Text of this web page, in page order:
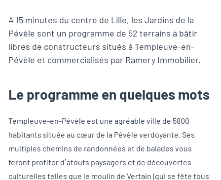
A 15 minutes du centre de Lille, les Jardins de la
Pévèle sont un programme de 52 terrains à bâtir
libres de constructeurs situés à Templeuve-en-
Pévèle et commercialisés par Ramery Immobilier.
Le programme en quelques mots
Templeuve-en-Pévèle est une agréable ville de 5800
habitants située au cœur de la Pévèle verdoyante. Ses
multiples chemins de randonnées et de balades vous
feront profiter d’atouts paysagers et de découvertes
culturelles telles que le moulin de Vertain (qui se fête tous